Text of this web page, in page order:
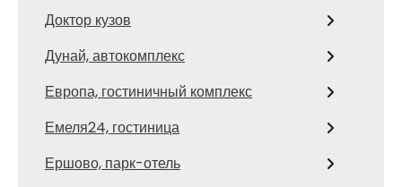
Доктор кузов
Дунай, автокомплекс
Европа, гостиничный комплекс
Емеля24, гостиница
Ершово, парк-отель